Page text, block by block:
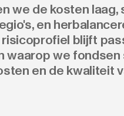
we de kosten
en
blijft
waarop we
en de kwaliteit